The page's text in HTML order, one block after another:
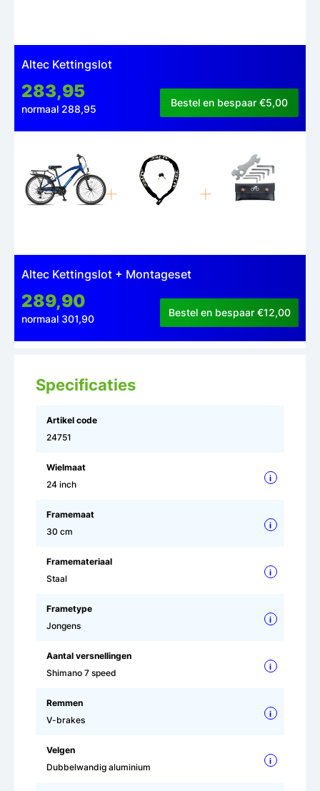
Altec Kettingslot
283,95
normaal 288,95
Bestel en bespaar €5,00
Altec Kettingslot + Montageset
289,90
normaal 301,90
Bestel en bespaar €12,00
Specificaties
Artikel code
24751
Wielmaat
24 inch
i
Framemaat
30 cm
i
Framemateriaal
Staal
i
Frametype
Jongens
i
Aantal versnellingen
Shimano 7 speed
i
Remmen
V-brakes
i
Velgen
Dubbelwandig aluminium
i